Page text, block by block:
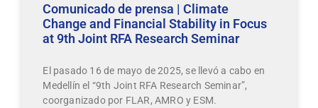
Comunicado de prensa | Climate
Change and Financial Stability in Focus
at 9th Joint RFA Research Seminar
El pasado 16 de mayo de 2025, se llevó a cabo en
Medellín el “9th Joint RFA Research Seminar”,
coorganizado por FLAR, AMRO y ESM.